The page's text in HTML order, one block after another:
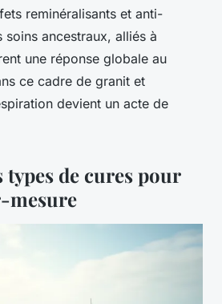
reminéralisants et anti-
soins ancestraux, alliés à
une réponse globale au
ce cadre de granit et
devient un acte de
de cures pour
mesure